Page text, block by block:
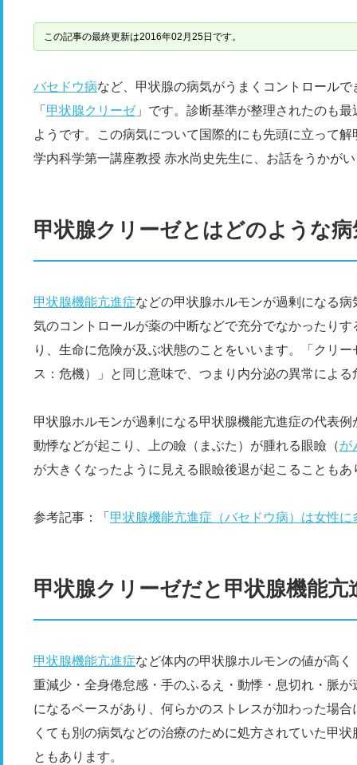
この記事の最終更新は2016年02月25日です。
バセドウ病など、甲状腺の病気がうまくコントロール
「 甲状腺クリーゼ」です。診断基準が整理されたのも
ようです。この病気について国際的にも先頭に立って
学内科学第一講座教授 赤水尚史先生に、お話をうかが
甲状腺クリーゼとはどのような
甲状腺機能亢進症などの甲状腺ホルモンが過剰になる
気のコントロールが薬の中断などで充分でなかったり
り、生命に危険が及ぶ状態のことをいいます。「クリ
ス：危機）」と同じ意味で、つまり内分泌の異常によ
甲状腺ホルモンが過剰になる甲状腺機能亢進症の代表例
動悸などが起こり、上の瞼（まぶた）が腫れる眼瞼（が
が大きくなったように見える眼瞼後退が起こることもあ
参考記事：「 甲状腺機能亢進症（バセドウ病）は女性
甲状腺クリーゼだと甲状腺機能
甲状腺機能亢進症など体内の甲状腺ホルモンの値が高く
重減少・全身倦怠感・手のふるえ・動悸・息切れ・脈
になるベースがあり、何らかのストレスが加わった場
くても別の病気などの治療のために処方されていた甲
ともあります。